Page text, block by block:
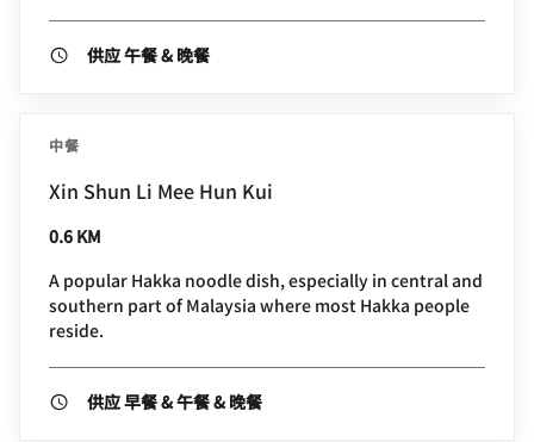
供应 午餐 & 晚餐
中餐
Xin Shun Li Mee Hun Kui
0.6 KM
A popular Hakka noodle dish, especially in central and
southern part of Malaysia where most Hakka people
reside.
供应 早餐 & 午餐 & 晚餐